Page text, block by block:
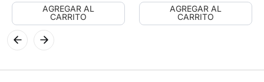
AGREGAR AL
CARRITO
AGREGAR AL
CARRITO